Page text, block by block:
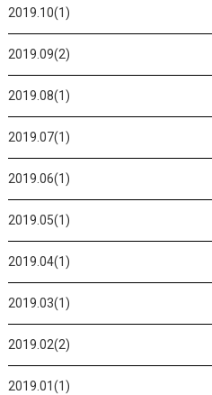
2019.10(1)
2019.09(2)
2019.08(1)
2019.07(1)
2019.06(1)
2019.05(1)
2019.04(1)
2019.03(1)
2019.02(2)
2019.01(1)